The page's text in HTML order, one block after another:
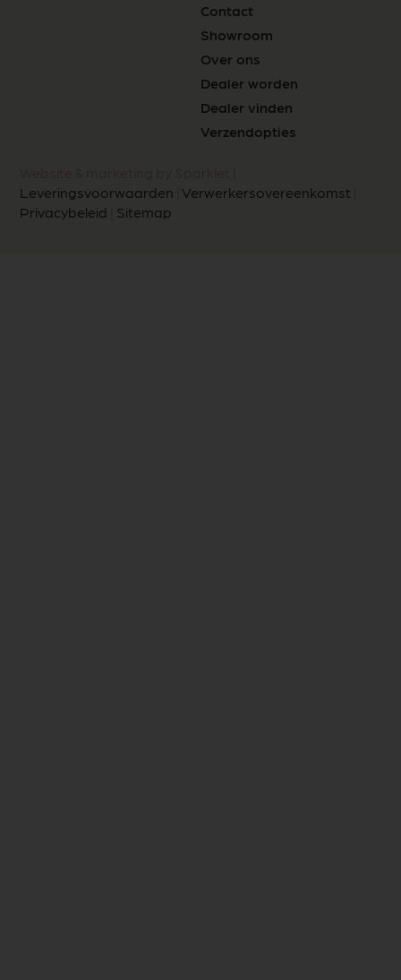
Contact
Showroom
Over ons
Dealer worden
Dealer vinden
Verzendopties
Leveringsvoorwaarden Verwerkersovereenkomst
Privacybeleid
Sitemap